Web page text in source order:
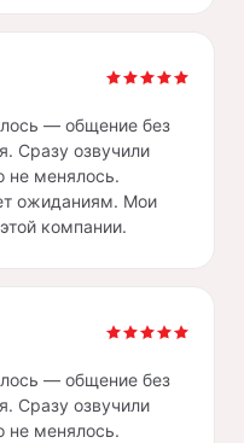
— общение без
Сразу озвучили
не менялось.
ожиданиям. Мои
компании.
— общение без
Сразу озвучили
не менялось.